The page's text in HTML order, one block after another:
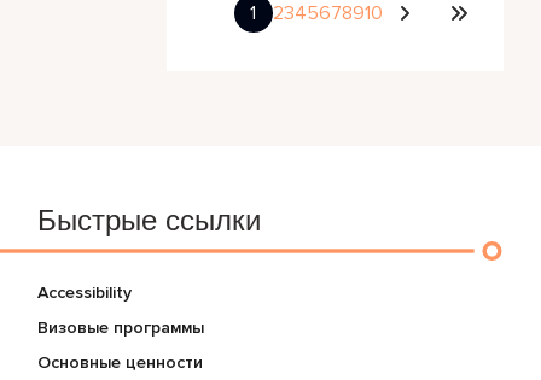
1 2345678910
Быстрые ссылки
Accessibility
Визовые программы
Основные ценности